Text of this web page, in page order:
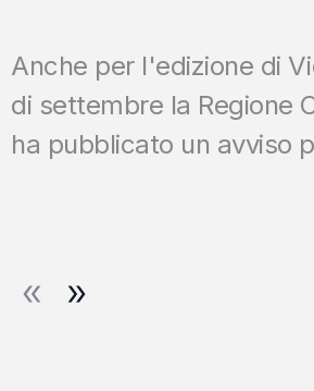
Anche per l'edizione di
di settembre la Regione
ha pubblicato un avviso